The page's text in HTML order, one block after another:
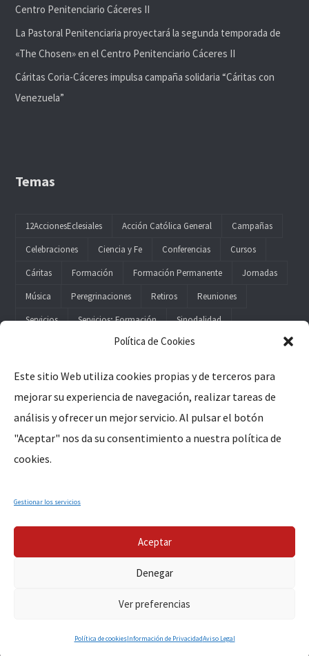
Política de Cookies
Este sitio Web utiliza cookies propias y de terceros para
mejorar su experiencia de navegación, realizar tareas de
análisis y ofrecer un mejor servicio. Al pulsar el botón
"Aceptar" nos da su consentimiento a nuestra política de
cookies.
Gestionar los servicios
Aceptar
Denegar
Ver preferencias
Política de cookiesInformación de PrivacidadAviso Legal
Centro Penitenciario Cáceres II
La Pastoral Penitenciaria proyectará la segunda temporada de
«The Chosen» en el Centro Penitenciario Cáceres II
Cáritas Coria-Cáceres impulsa campaña solidaria “Cáritas con
Venezuela”
Temas
12AccionesEclesiales Acción Católica General
Campañas
Celebraciones
Ciencia y Fe Conferencias
Cursos
Cáritas
Formación Formación Permanente
Jornadas
Música
Peregrinaciones Retiros
Reuniones
Servicios
Servicios; Formación Sinodalidad
Legal
Aviso Legal
Política de Privacidad
Cáceres. Todos los derechos reservados.